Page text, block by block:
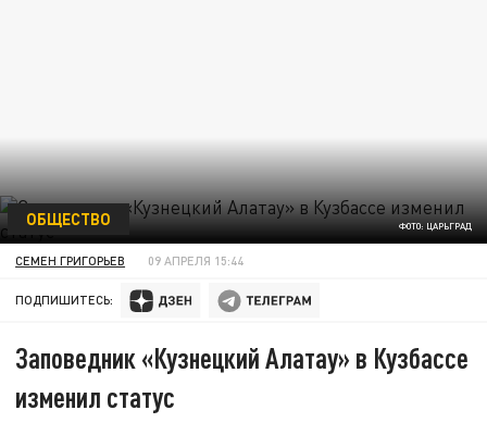
ФОТО: ЦАРЬГРАД
ОБЩЕСТВО
СЕМЕН ГРИГОРЬЕВ 09 АПРЕЛЯ 15:44
ПОДПИШИТЕСЬ:
Заповедник «Кузнецкий Алатау» в Кузбассе
изменил статус